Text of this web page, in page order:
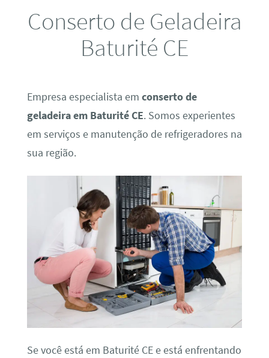
Conserto de Geladeira
Baturité CE
Empresa especialista em conserto de
geladeira em Baturité CE. Somos experientes
em serviços e manutenção de refrigeradores na
sua região.
Se você está em Baturité CE e está enfrentando